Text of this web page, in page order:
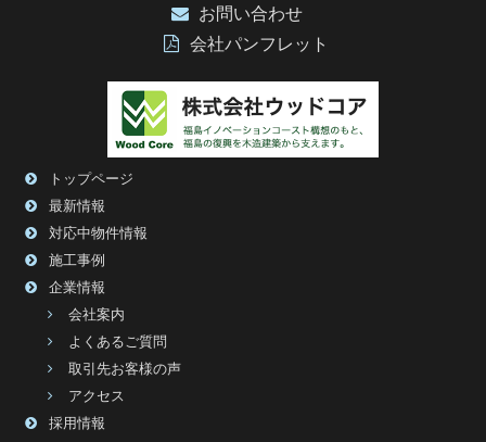
お問い合わせ
会社パンフレット
トップページ
最新情報
対応中物件情報
施工事例
企業情報
会社案内
よくあるご質問
取引先お客様の声
アクセス
採用情報